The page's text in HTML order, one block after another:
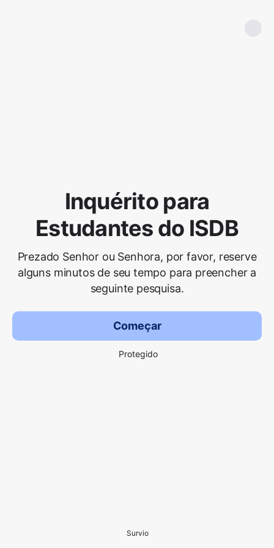
Inquérito para
Estudantes do ISDB
Prezado Senhor ou Senhora, por favor, reserve
alguns minutos de seu tempo para preencher a
seguinte pesquisa.
Começar
Protegido
Survio